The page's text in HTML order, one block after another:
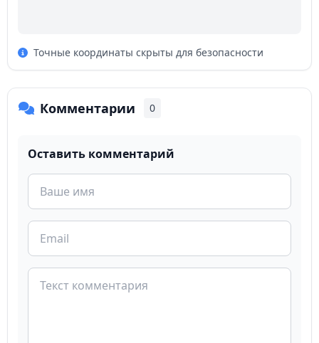
Точные координаты скрыты для безопасности
Комментарии 0
Оставить комментарий